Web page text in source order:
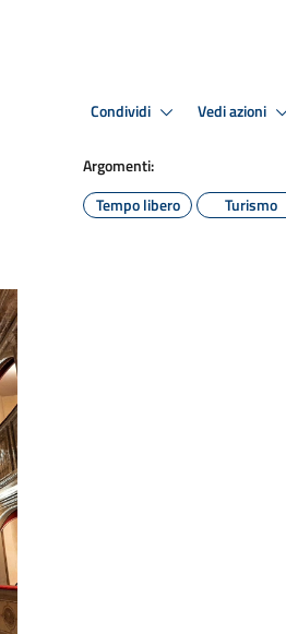
Condividi Vedi azioni
Argomenti:
Tempo libero
Turismo